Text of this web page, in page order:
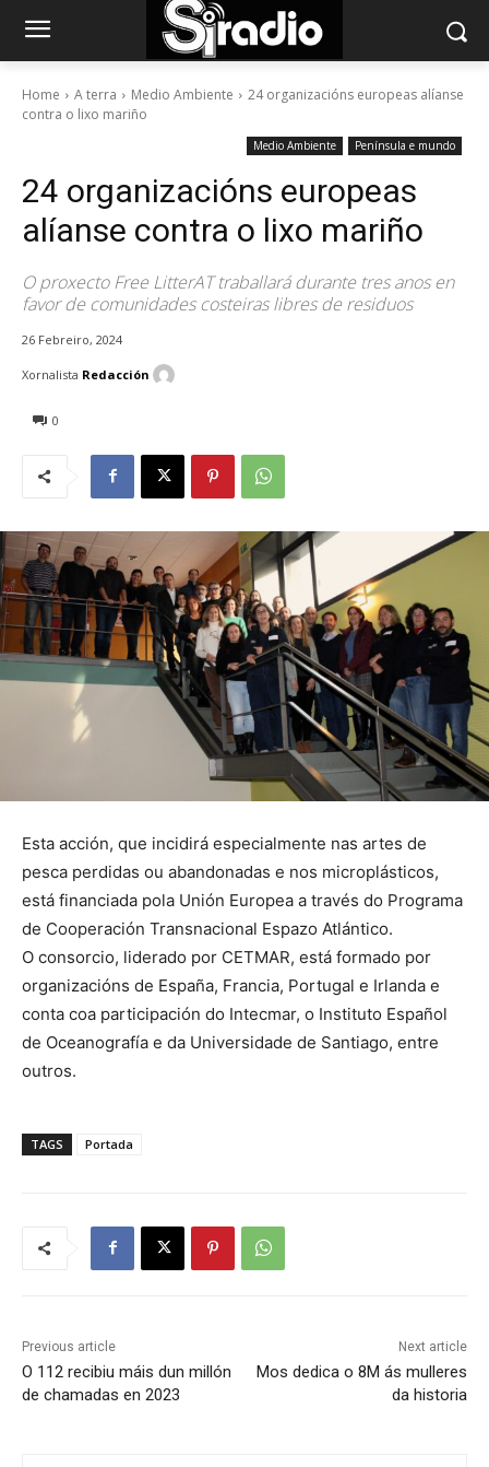
Home A terra Medio Ambiente
24 organizacións europeas alíanse
contra o lixo mariño
Medio Ambiente Península e mundo
24 organizacións europeas
alíanse contra o lixo mariño
O proxecto Free LitterAT traballará durante tres anos en
favor de comunidades costeiras libres de residuos
26 Febreiro, 2024
0
Xornalista Redacción
Esta acción, que incidirá especialmente nas artes de
pesca perdidas ou abandonadas e nos microplásticos,
está financiada pola Unión Europea a través do Programa
de Cooperación Transnacional Espazo Atlántico.
O consorcio, liderado por CETMAR, está formado por
organizacións de España, Francia, Portugal e Irlanda e
conta coa participación do Intecmar, o Instituto Español
de Oceanografía e da Universidade de Santiago, entre
outros.
TAGS Portada
Previous article
O 112 recibiu máis dun millón
de chamadas en 2023
Next article
Mos dedica o 8M ás mulleres
da historia